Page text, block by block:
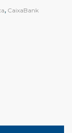
, CaixaBank